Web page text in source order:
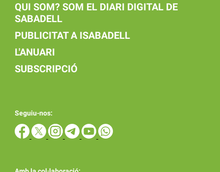
QUI SOM? SOM EL DIARI DIGITAL DE
SABADELL
PUBLICITAT A ISABADELL
L'ANUARI
SUBSCRIPCIÓ
Seguiu-nos: